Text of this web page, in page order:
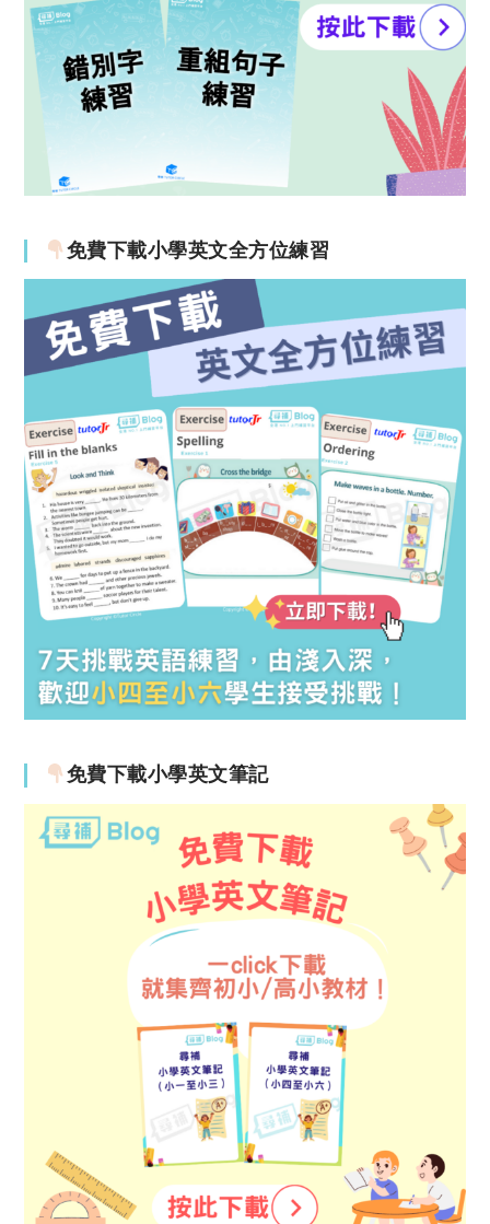
免費下載小學英文全方位練習
免費下載小學英文筆記